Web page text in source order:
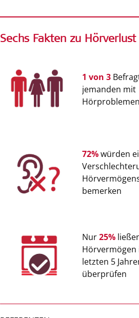
Sechs Fakten zu
1 von 3
jemanden mit
Hörproblemen
72%würden
bemerken
Nur25%
Hörvermögen
letzten 5
überprüfen